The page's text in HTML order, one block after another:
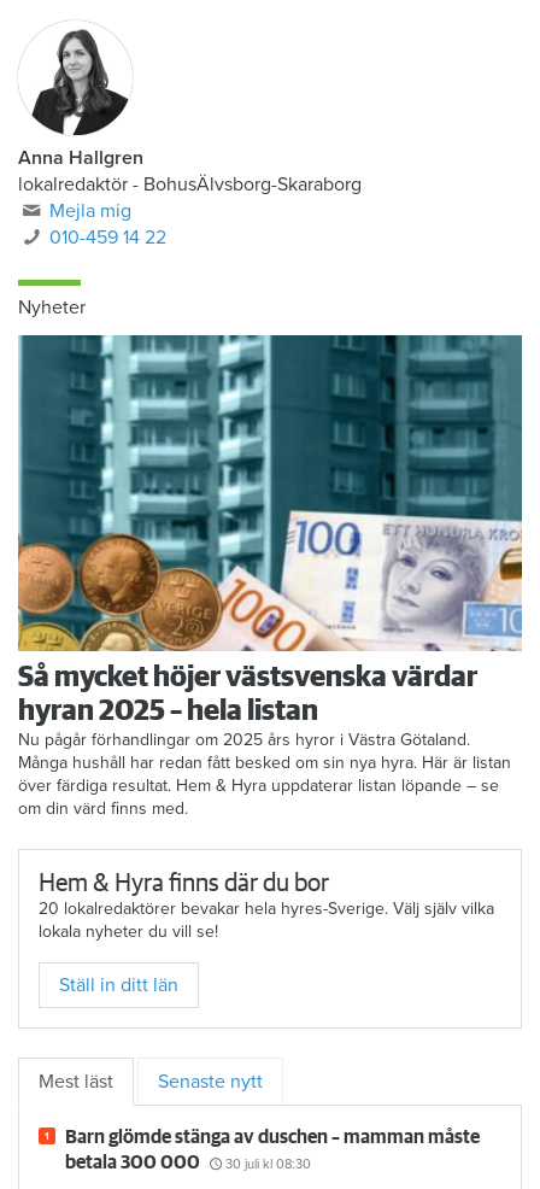
Anna Hallgren
lokalredaktör - BohusÄlvsborg-Skaraborg
Mejla mig
010-459 14 22
Nyheter
Så mycket höjer västsvenska värdar
hyran 2025 – hela listan
Nu pågår förhandlingar om 2025 års hyror i Västra Götaland.
Många hushåll har redan fått besked om sin nya hyra. Här är listan
över färdiga resultat. Hem & Hyra uppdaterar listan löpande – se
om din värd finns med.
Hem & Hyra finns där du bor
20 lokalredaktörer bevakar hela hyres-Sverige. Välj själv vilka
lokala nyheter du vill se!
Ställ in ditt län
Mest läst Senaste nytt
Barn glömde stänga av duschen – mamman måste
betala 300 000
30 juli kl 08:30